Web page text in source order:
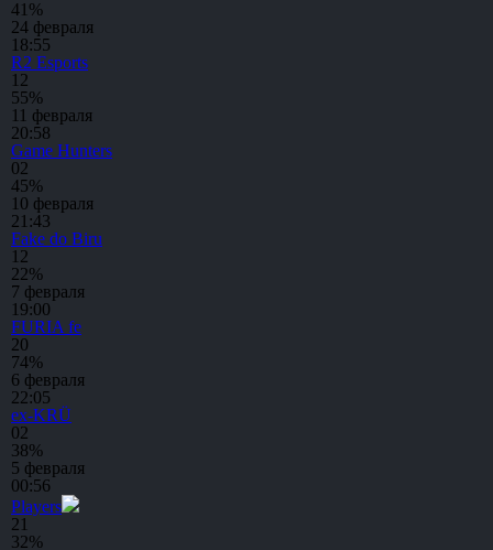
41%
24 февраля
18:55
R2 Esports
1 2
55%
11 февраля
20:58
Game Hunters
02
45%
10 февраля
21:43
Fake do Biru
1 2
22%
7 февраля
19:00
FURIA fe
20
74%
6 февраля
22:05
ex-KRÜ
02
38%
5 февраля
00:56
Players
21
32%